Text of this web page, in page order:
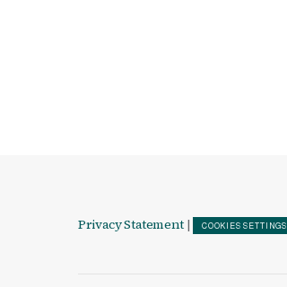
Privacy Statement | COOKIES SETTINGS